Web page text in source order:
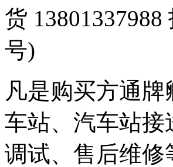
货
号)
凡是购买方通
车站、汽车站
调试、售后维